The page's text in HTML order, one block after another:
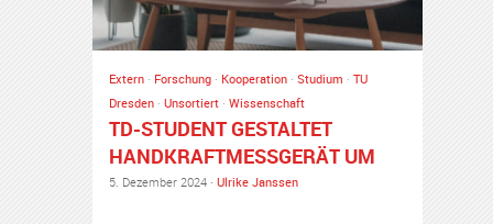
Extern · Forschung · Kooperation · Studium · TU
Dresden · Unsortiert · Wissenschaft
TD-STUDENT GESTALTET
HANDKRAFTMESSGERÄT UM
5. Dezember 2024 · Ulrike Janssen